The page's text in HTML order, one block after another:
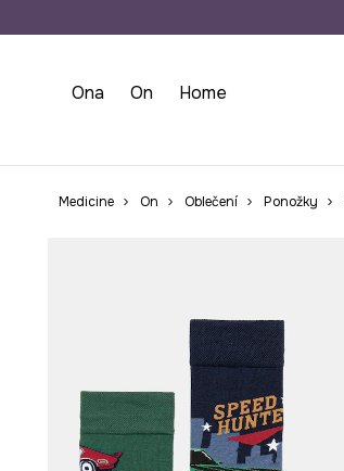
Ona On Home
Medicine On Oblečení Ponožky